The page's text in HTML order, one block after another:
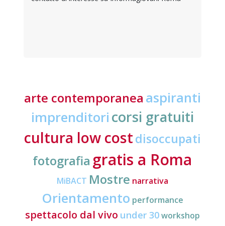
arte contemporanea aspiranti
imprenditori corsi gratuiti
cultura low costdisoccupati
fotografia gratis a Roma
MiBACT Mostre narrativa
Orientamento performance
spettacolo dal vivo under 30workshop